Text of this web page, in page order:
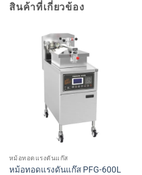
สินค้าที่เกี่ยวข้อง
หม้อทอดแรงดันแก๊ส
หม้อทอดแรงดันแก๊ส PFG-600L